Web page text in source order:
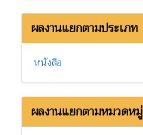
ผลงานแยกตามประเภท
หนังสือ
ผลงานแยกตามหมวดหมู่